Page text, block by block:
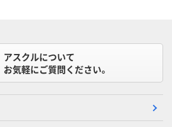
アスクルについて
お気軽にご質問ください。